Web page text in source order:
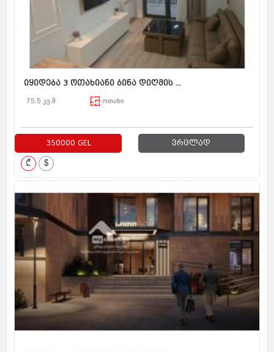
იყიდება 3 ოთახიანი ბინა დიღმის ...
75.5 კვ.მ ოთახი
350000 GEL ვრცლად
₾ $